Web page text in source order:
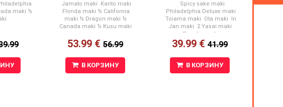
maki ½
Jamato maki Kanto maki
Florida maki ½ California
maki ½ Dragon maki ½
Canada maki ½ Kusu maki
53.99 €56.99
В КОРЗИНУ
Spicy sake maki
Philadelphia Deluxe maki
Toiama maki Ota maki In
Jan maki 2 Yasai maki
Sosebo maki
39.99 €41.99
В КОРЗИНУ